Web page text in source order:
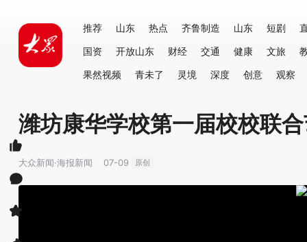
推荐 山东 热点 齐鲁制造 山东 短剧
国资
开放山东 财经 交通 健康 文旅
果然视频
青未了 灵境 深度 创意 观察
潍坊康华学校第一届校校联
大众新闻·海报新闻 07-09 原创